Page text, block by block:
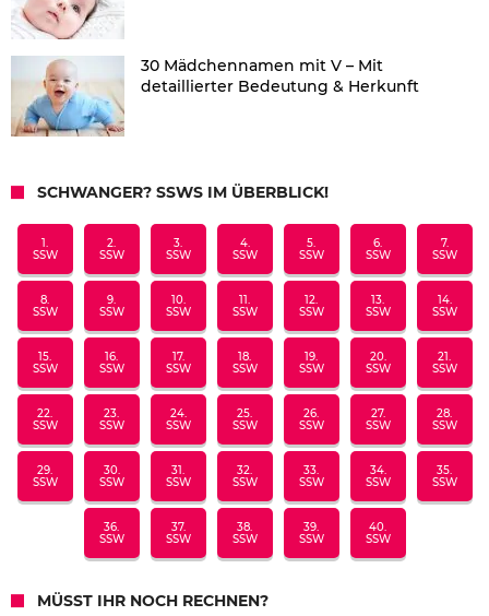
30 Mädchennamen mit V – Mit
detaillierter Bedeutung & Herkunft
SCHWANGER? SSWS IM ÜBERBLICK!
1.
SSW
2.
SSW
3.
SSW
4.
SSW
5.
SSW
6.
SSW
7.
SSW
8.
SSW
9.
SSW
10.
SSW
11.
SSW
12.
SSW
13.
SSW
14.
SSW
15.
SSW
16.
SSW
17.
SSW
18.
SSW
19.
SSW
20.
SSW
21.
SSW
22.
SSW
23.
SSW
24.
SSW
25.
SSW
26.
SSW
27.
SSW
28.
SSW
29.
SSW
30.
SSW
31.
SSW
32.
SSW
33.
SSW
34.
SSW
35.
SSW
36.
SSW
37.
SSW
38.
SSW
39.
SSW
40.
SSW
MÜSST IHR NOCH RECHNEN?